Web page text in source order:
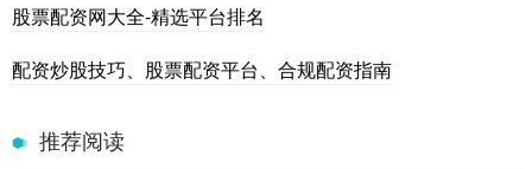
股票配资网大全-精选平台排名
配资炒股技巧、股票配资平台、合规配资指南
推荐阅读